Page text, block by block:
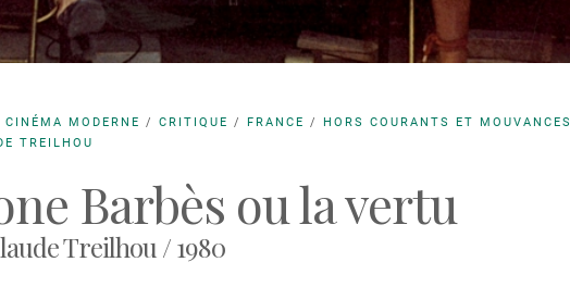
CINÉMA MODERNE / CRITIQUE / FRANCE / HORS COURANTS ET MOUVANCES
TREILHOU
Barbès ou la vertu
Treilhou / 1980